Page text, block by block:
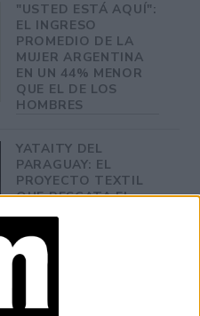
"USTED ESTÁ AQUÍ":
EL INGRESO
PROMEDIO DE LA
MUJER ARGENTINA
EN UN 44% MENOR
QUE EL DE LOS
HOMBRES
YATAITY DEL
PARAGUAY: EL
PROYECTO TEXTIL
QUE RESCATA EL
RITO DEL ANGELITO
COLECTIVA
INTELIGENCIA